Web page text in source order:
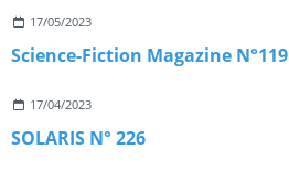
17/05/2023
Science-Fiction Magazine N°119
17/04/2023
SOLARIS N° 226